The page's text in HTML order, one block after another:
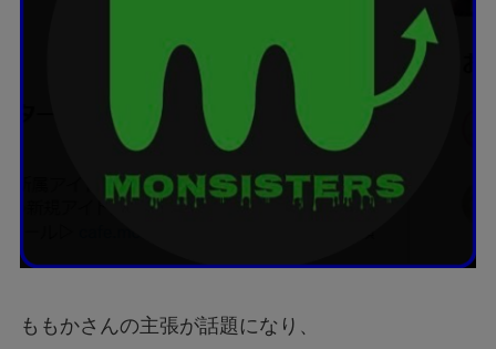
ももかさんの主張が話題になり、